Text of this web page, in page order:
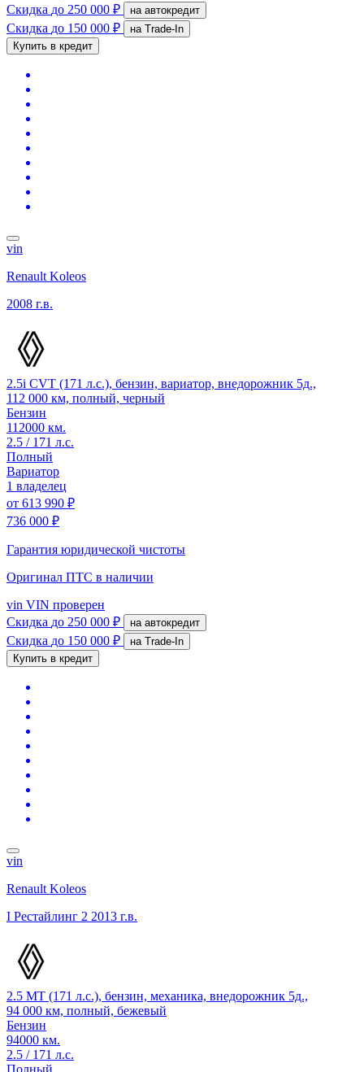
Скидка до 250 000 ₽ на автокредит
Скидка до 150 000 ₽
на Trade-In
Купить в кредит
vin
Renault Koleos
2008 г.в.
2.5i CVT (171 л.с.), бензин, вариатор, внедорожник 5д.,
112 000 км, полный, черный
Бензин
112000 км.
2.5 / 171 л.с.
Полный
Вариатор
1 владелец
от 613 990 ₽
736 000 ₽
Гарантия юридической чистоты
Оригинал ПТС в наличии
vin VIN проверен
Скидка до 250 000 ₽ на автокредит
Скидка до 150 000 ₽
на Trade-In
Купить в кредит
vin
Renault Koleos
I Рестайлинг 2 2013 г.в.
2.5 MT (171 л.с.), бензин, механика, внедорожник 5д.,
94 000 км, полный, бежевый
Бензин
94000 км.
2.5 / 171 л.с.
Полный